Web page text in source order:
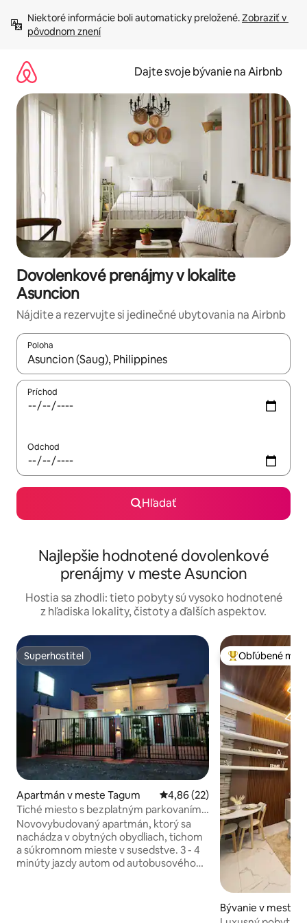
obsah.
Niektoré informácie boli automaticky preložené. Zobraziť v
pôvodnom znení
Dajte svoje bývanie na Airbnb
Dovolenkové prenájmy v lokalite
Asuncion
Nájdite a rezervujte si jedinečné ubytovania na Airbnb
Poloha
Keď budú výsledky k dispozícii, môžete si ich prechádzať
Príchod
Odchod
Hľadať
Najlepšie hodnotené dovolenkové
prenájmy v meste Asuncion
Hostia sa zhodli: tieto pobyty sú vysoko hodnotené
z hľadiska lokality, čistoty a ďalších aspektov.
Superhostiteľ
Superhostiteľ
Apartmán v meste Tagum Priemerné ohodnotenie 4,86
4,86 (22)
Tiché miesto s bezplatným parkovaním a
záložným generátorom energie (2)
Novovybudovaný apartmán, ktorý sa
nachádza v obytných obydliach, tichom
a súkromnom mieste v susedstve. 3 - 4
minúty jazdy autom od autobusového
Najobľúbenejšie
Obľúbené
Bývanie v meste